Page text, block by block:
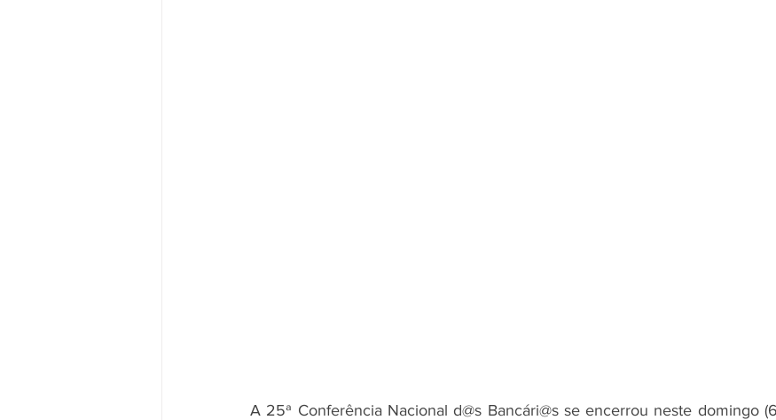
A 25ª Conferência Nacional d@s Bancári@s se encerrou neste domingo